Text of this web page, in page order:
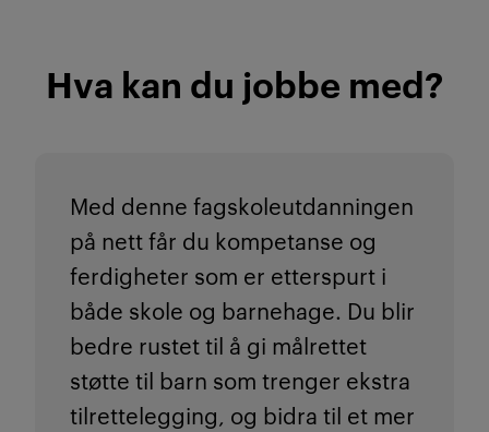
Hva kan du jobbe med?
Med denne fagskoleutdanningen
på nett får du kompetanse og
ferdigheter som er etterspurt i
både skole og barnehage. Du blir
bedre rustet til å gi målrettet
støtte til barn som trenger ekstra
tilrettelegging, og bidra til et mer